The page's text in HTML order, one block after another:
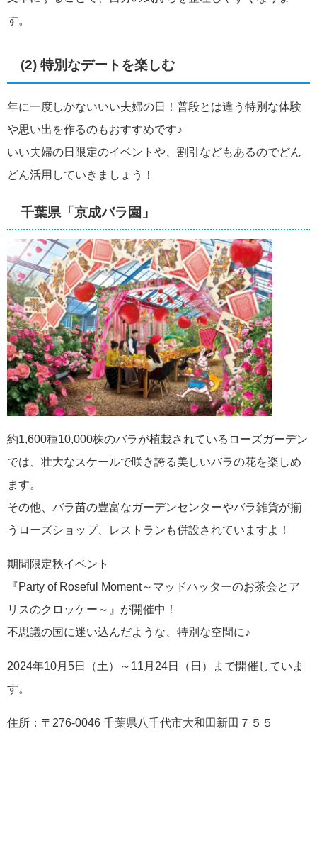
す。
(2) 特別なデートを楽しむ
年に一度しかないいい夫婦の日！普段とは違う特別な体験
や思い出を作るのもおすすめです♪
いい夫婦の日限定のイベントや、割引などもあるのでどん
どん活用していきましょう！
千葉県「京成バラ園」
約1,600種10,000株のバラが植栽されているローズガーデン
では、壮大なスケールで咲き誇る美しいバラの花を楽しめ
ます。
その他、バラ苗の豊富なガーデンセンターやバラ雑貨が揃
うローズショップ、レストランも併設されていますよ！
期間限定秋イベント
『Party of Roseful Moment～マッドハッターのお茶会とア
リスのクロッケー～』が開催中！
不思議の国に迷い込んだような、特別な空間に♪
2024年10月5日（土）～11月24日（日）まで開催していま
す。
住所： 〒276-0046 千葉県八千代市大和田新田７５５